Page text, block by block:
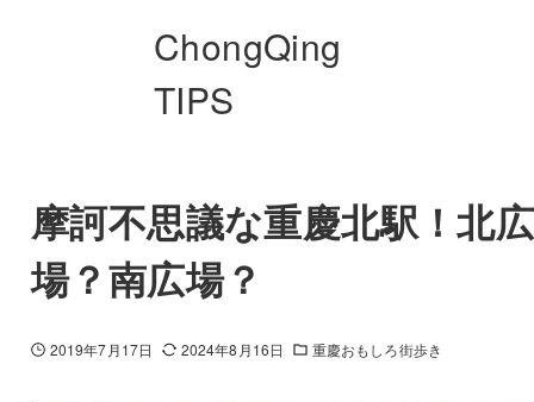
ChongQing
TIPS
摩訶不思議な重慶北駅！北広
場？南広場？
2019年7月17日 2024年8月16日 重慶おもしろ街歩き